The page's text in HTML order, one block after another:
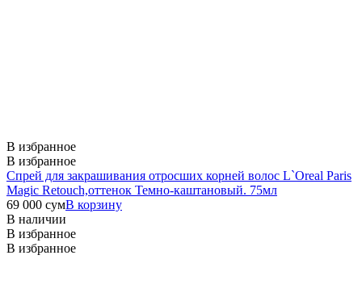
В избранное
В избранное
Спрей для закрашивания отросших корней волос L`Oreal Paris
Magic Retouch,оттенок Темно-каштановый. 75мл
69 000 сумВ корзину
В наличии
В избранное
В избранное